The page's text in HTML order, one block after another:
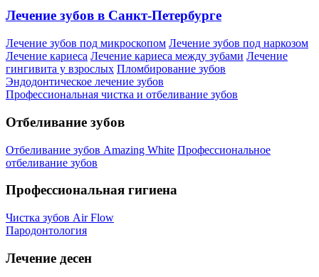
Лечение зубов в Санкт-Петербурге
Лечение зубов под микроскопом Лечение зубов под наркозом
Лечение кариеса Лечение кариеса между зубами Лечение
гингивита у взрослых Пломбирование зубов
Эндодонтическое лечение зубов
Профессиональная чистка и отбеливание зубов
Отбеливание зубов
Отбеливание зубов Amazing White Профессиональное
отбеливание зубов
Профессиональная гигиена
Чистка зубов Air Flow
Пародонтология
Лечение десен